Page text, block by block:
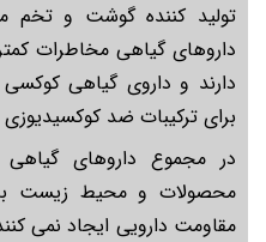
تولید کننده گوشت و تخم
داروهای گیاهی مخاطرات
دارند و داروی گیاهی
برای ترکیبات ضد
در مجموع داروهای
محصولات و محیط زیست
مقاومت دارویی ایجاد نمی